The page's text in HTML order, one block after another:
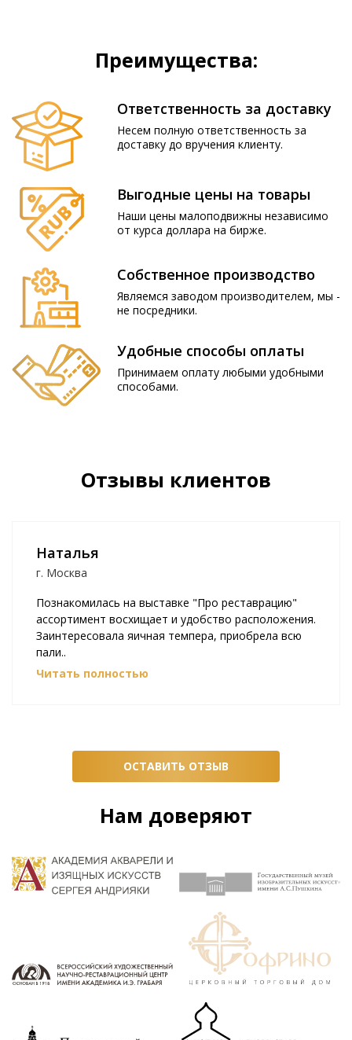
Преимущества:
Ответственность за доставку
Несем полную ответственность за
доставку до вручения клиенту.
Выгодные цены на товары
Наши цены малоподвижны независимо
от курса доллара на бирже.
Собственное производство
Являемся заводом производителем, мы -
не посредники.
Удобные способы оплаты
Принимаем оплату любыми удобными
способами.
Отзывы клиентов
Наталья
г. Москва
Познакомилась на выставке "Про реставрацию"
ассортимент восхищает и удобство расположения.
Заинтересовала яичная темпера, приобрела всю
пали..
Читать полностью
ОСТАВИТЬ ОТЗЫВ
Нам доверяют